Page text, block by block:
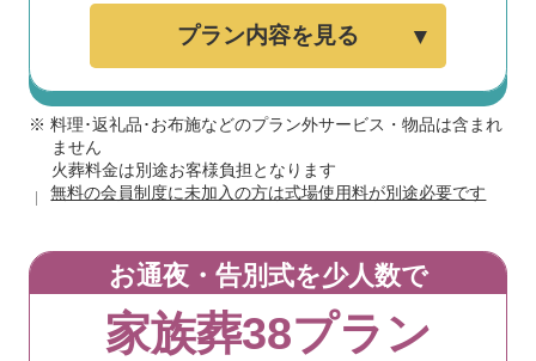
プラン内容を見る
※ 料理･返礼品･お布施などのプラン外サービス・物品は含まれ
ません
火葬料金は別途お客様負担となります
無料の会員制度に未加入の方は式場使用料が別途必要です
お通夜・告別式を少人数で
家族葬38プラン